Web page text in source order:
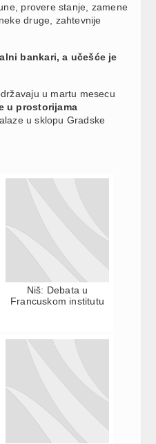
provere stanje, zamene
druge, zahtevnije
bankari, a učešće je
u martu mesecu
u prostorijama
u sklopu Gradske
Niš: Debata u
Francuskom institutu